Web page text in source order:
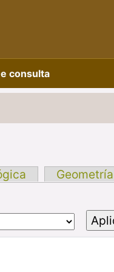
consulta
Geometría